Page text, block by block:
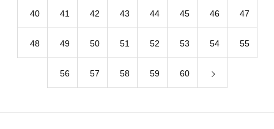
40 41 42 43 44 45 46 47
48 49 50 51 52 53 54 55
56 57 58 59 60